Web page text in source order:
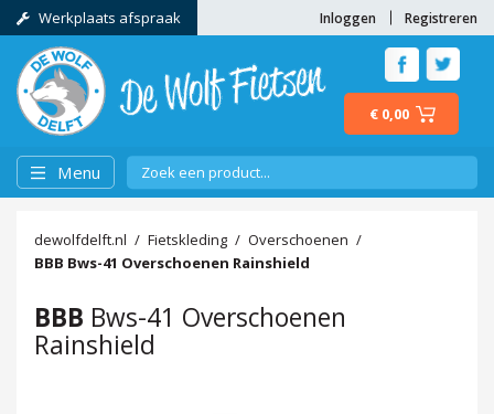
Werkplaats afspraak Registreren
Inloggen
€ 0,00
Menu
dewolfdelft.nl Fietskleding
Overschoenen
BBB Bws-41 Overschoenen Rainshield
BBB Bws-41 Overschoenen
Rainshield